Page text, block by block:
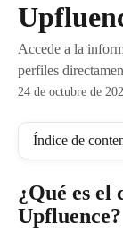
Accede a la
perfiles
24 de octubre de
Índice de
¿Qué es el
Upfluence?